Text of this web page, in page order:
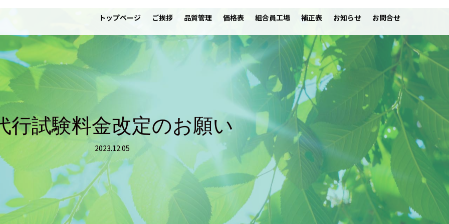
トップページ ご挨拶 品質管理 価格表 組合員工場 補正表 お知らせ お問合せ
行試験料金改定のお願い
2023.12.05